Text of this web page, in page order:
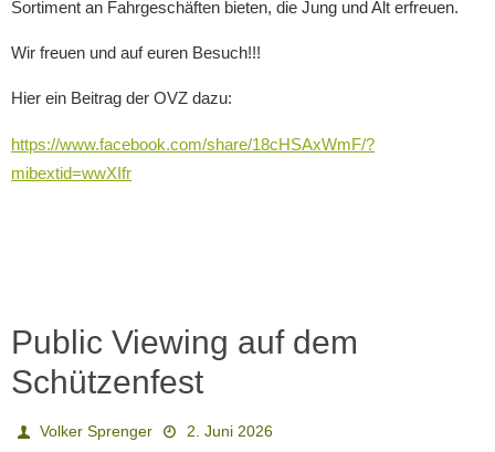
Sortiment an Fahrgeschäften bieten, die Jung und Alt erfreuen.
Wir freuen und auf euren Besuch!!!
Hier ein Beitrag der OVZ dazu:
https://www.facebook.com/share/18cHSAxWmF/?
mibextid=wwXIfr
Public Viewing auf dem
Schützenfest
Volker Sprenger 2. Juni 2026